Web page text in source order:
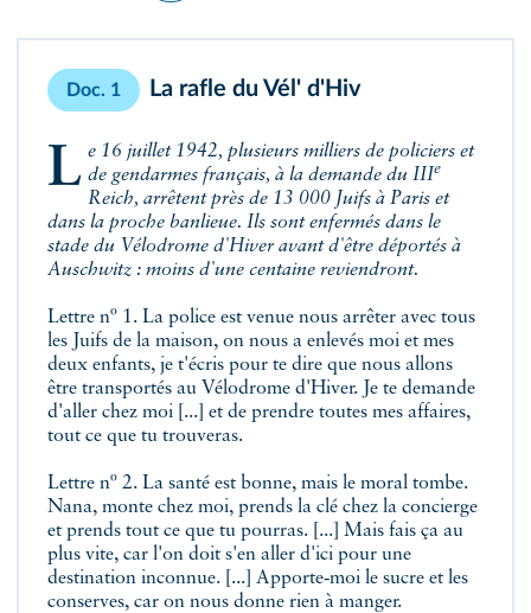
Doc. 1 La rafle du Vél' d'Hiv
Le 16 juillet 1942, plusieurs milliers de policiers et de gendarmes français, à la demande du IIIe
Reich, arrêtent près de 13 000 Juifs à Paris et
dans la proche banlieue. Ils sont enfermés dans le
stade du Vélodrome d'Hiver avant d'être déportés à
Auschwitz : moins d'une centaine reviendront.
Lettre nº 1. La police est venue nous arrêter avec tous
les Juifs de la maison, on nous a enlevés moi et mes
deux enfants, je t'écris pour te dire que nous allons
être transportés au Vélodrome d'Hiver. Je te demande
d'aller chez moi [...] et de prendre toutes mes affaires,
tout ce que tu trouveras.
Lettre nº 2. La santé est bonne, mais le moral tombe.
Nana, monte chez moi, prends la clé chez la concierge
et prends tout ce que tu pourras. [...] Mais fais ça au
plus vite, car l'on doit s'en aller d'ici pour une
destination inconnue. [...] Apporte‑moi le sucre et les
conserves, car on nous donne rien à manger.